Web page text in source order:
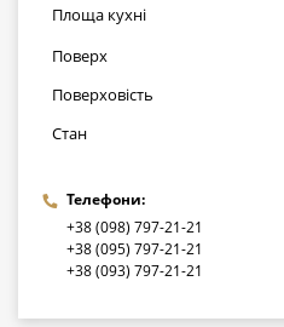
Площа кухні
Поверх
Поверховість
Стан
Телефони:
+38 (098) 797-21-21
+38 (095) 797-21-21
+38 (093) 797-21-21